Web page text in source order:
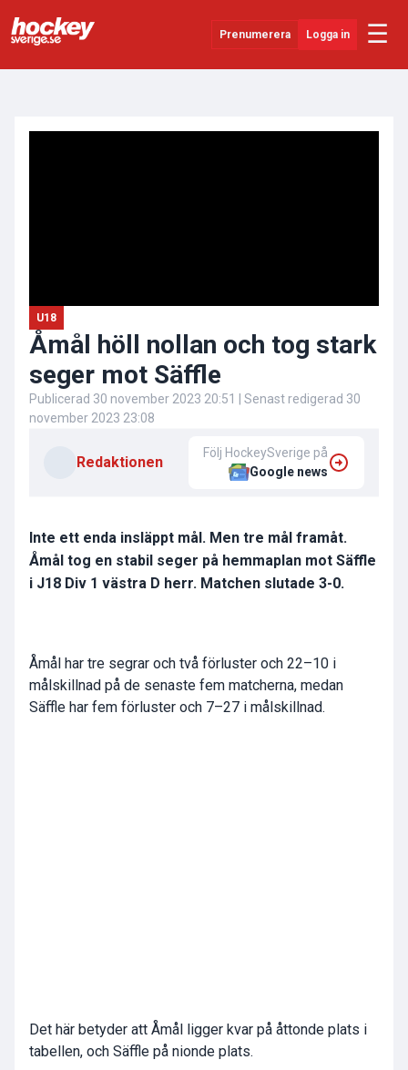
Prenumerera Logga in ☰
U18
Åmål höll nollan och tog stark
seger mot Säffle
Publicerad 30 november 2023 20:51 | Senast redigerad 30
november 2023 23:08
Redaktionen
Följ HockeySverige på
Google news
Inte ett enda insläppt mål. Men tre mål framåt.
Åmål tog en stabil seger på hemmaplan mot Säffle
i J18 Div 1 västra D herr. Matchen slutade 3-0.
Åmål har tre segrar och två förluster och 22–10 i
målskillnad på de senaste fem matcherna, medan
Säffle har fem förluster och 7–27 i målskillnad.
Det här betyder att Åmål ligger kvar på åttonde plats i
tabellen, och Säffle på nionde plats.